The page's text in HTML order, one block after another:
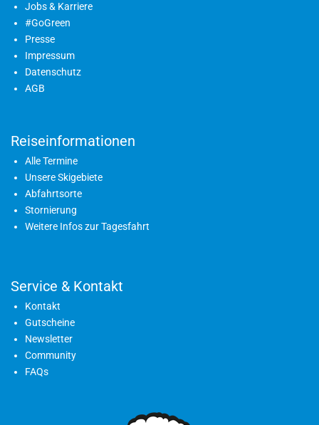
Jobs & Karriere
#GoGreen
Presse
Impressum
Datenschutz
AGB
Reiseinformationen
Alle Termine
Unsere Skigebiete
Abfahrtsorte
Stornierung
Weitere Infos zur Tagesfahrt
Service & Kontakt
Kontakt
Gutscheine
Newsletter
Community
FAQs